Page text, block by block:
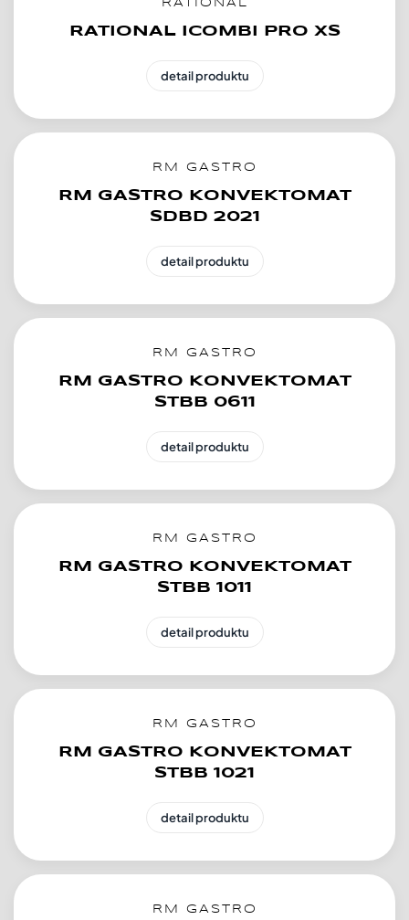
RATIONAL
RATIONAL ICOMBI PRO XS
detail produktu
RM GASTRO
RM GASTRO KONVEKTOMAT
SDBD 2021
detail produktu
RM GASTRO
RM GASTRO KONVEKTOMAT
STBB 0611
detail produktu
RM GASTRO
RM GASTRO KONVEKTOMAT
STBB 1011
detail produktu
RM GASTRO
RM GASTRO KONVEKTOMAT
STBB 1021
detail produktu
RM GASTRO